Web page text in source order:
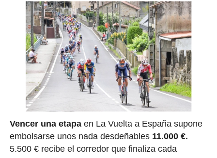
Vencer una etapaen La Vuelta a España supone
embolsarse unos nada desdeñables 11.000 €.
5.500 € recibe el corredor que finaliza cada